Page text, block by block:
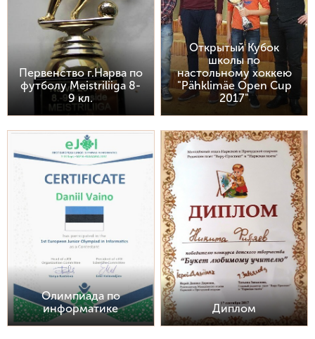
Первенство г.Нарва по
футболу Meistriliiga 8-
9 кл.
Открытый Кубок
школы по
настольному хоккею
"Pähklimäe Open Cup
2017"​
Олимпиада по
информатике
Диплом